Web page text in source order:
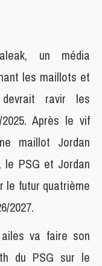
un média
les maillots et
ravir les
Après le vif
maillot Jordan
le PSG et Jordan
le futur quatrième
2027.
va faire son
du PSG sur le